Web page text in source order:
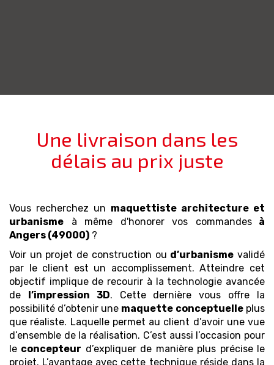
Une livraison dans les
délais au prix juste
Vous recherchez un maquettiste architecture et
urbanisme à même d'honorer vos commandes
à
Angers (49000) ?
Voir un projet de construction ou d’urbanisme validé
par le client est un accomplissement. Atteindre cet
objectif implique de recourir à la technologie avancée
de l’impression 3D. Cette dernière vous offre la
possibilité d’obtenir une maquette conceptuelle plus
que réaliste. Laquelle permet au client d’avoir une vue
d’ensemble de la réalisation. C’est aussi l’occasion pour
le concepteur d’expliquer de manière plus précise le
projet. L’avantage avec cette technique réside dans la